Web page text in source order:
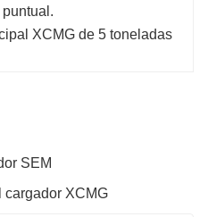
SEM
cargador XCMG